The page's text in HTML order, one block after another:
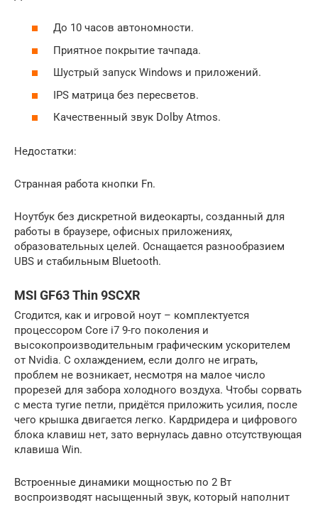
До 10 часов автономности.
Приятное покрытие тачпада.
Шустрый запуск Windows и приложений.
IPS матрица без пересветов.
Качественный звук Dolby Atmos.
Недостатки:
Странная работа кнопки Fn.
Ноутбук без дискретной видеокарты, созданный для
работы в браузере, офисных приложениях,
образовательных целей. Оснащается разнообразием
UBS и стабильным Bluetooth.
MSI GF63 Thin 9SCXR
Сгодится, как и игровой ноут – комплектуется
процессором Core i7 9-го поколения и
высокопроизводительным графическим ускорителем
от Nvidia. С охлаждением, если долго не играть,
проблем не возникает, несмотря на малое число
прорезей для забора холодного воздуха. Чтобы сорвать
с места тугие петли, придётся приложить усилия, после
чего крышка двигается легко. Кардридера и цифрового
блока клавиш нет, зато вернулась давно отсутствующая
клавиша Win.
Встроенные динамики мощностью по 2 Вт
воспроизводят насыщенный звук, который наполнит